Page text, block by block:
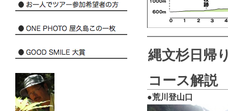
縄文杉日帰
コース解説
●荒川登山口